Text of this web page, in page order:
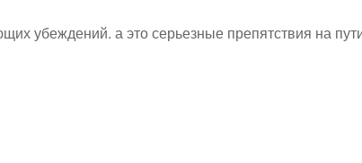
убеждений. а это серьезные препятствия на